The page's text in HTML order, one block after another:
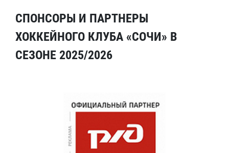
СПОНСОРЫ И ПАРТНЕРЫ
ХОККЕЙНОГО КЛУБА «СОЧИ» В
СЕЗОНЕ 2025/2026